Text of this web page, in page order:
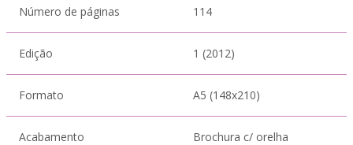
Número de páginas 114
Edição 1 (2012)
Formato A5 (148x210)
Acabamento Brochura c/ orelha